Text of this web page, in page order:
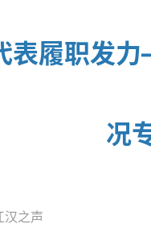
表履职发
况
汉之声